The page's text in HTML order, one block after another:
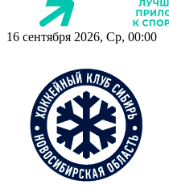
16 сентября 2026, Ср, 00:00